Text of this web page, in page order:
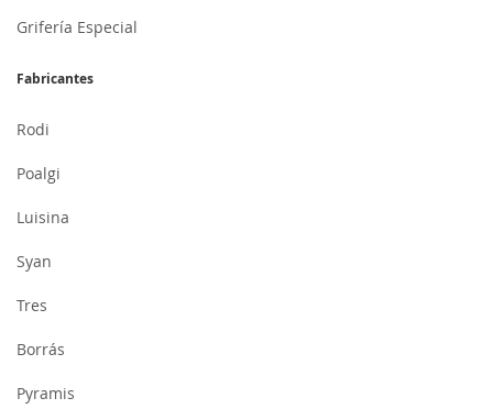
Grifería Especial
Fabricantes
Rodi
Poalgi
Luisina
Syan
Tres
Borrás
Pyramis